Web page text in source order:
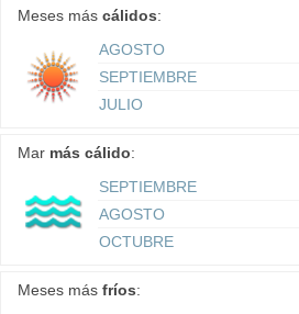
Meses más cálidos:
AGOSTO
SEPTIEMBRE
JULIO
Mar más cálido:
SEPTIEMBRE
AGOSTO
OCTUBRE
Meses más fríos: